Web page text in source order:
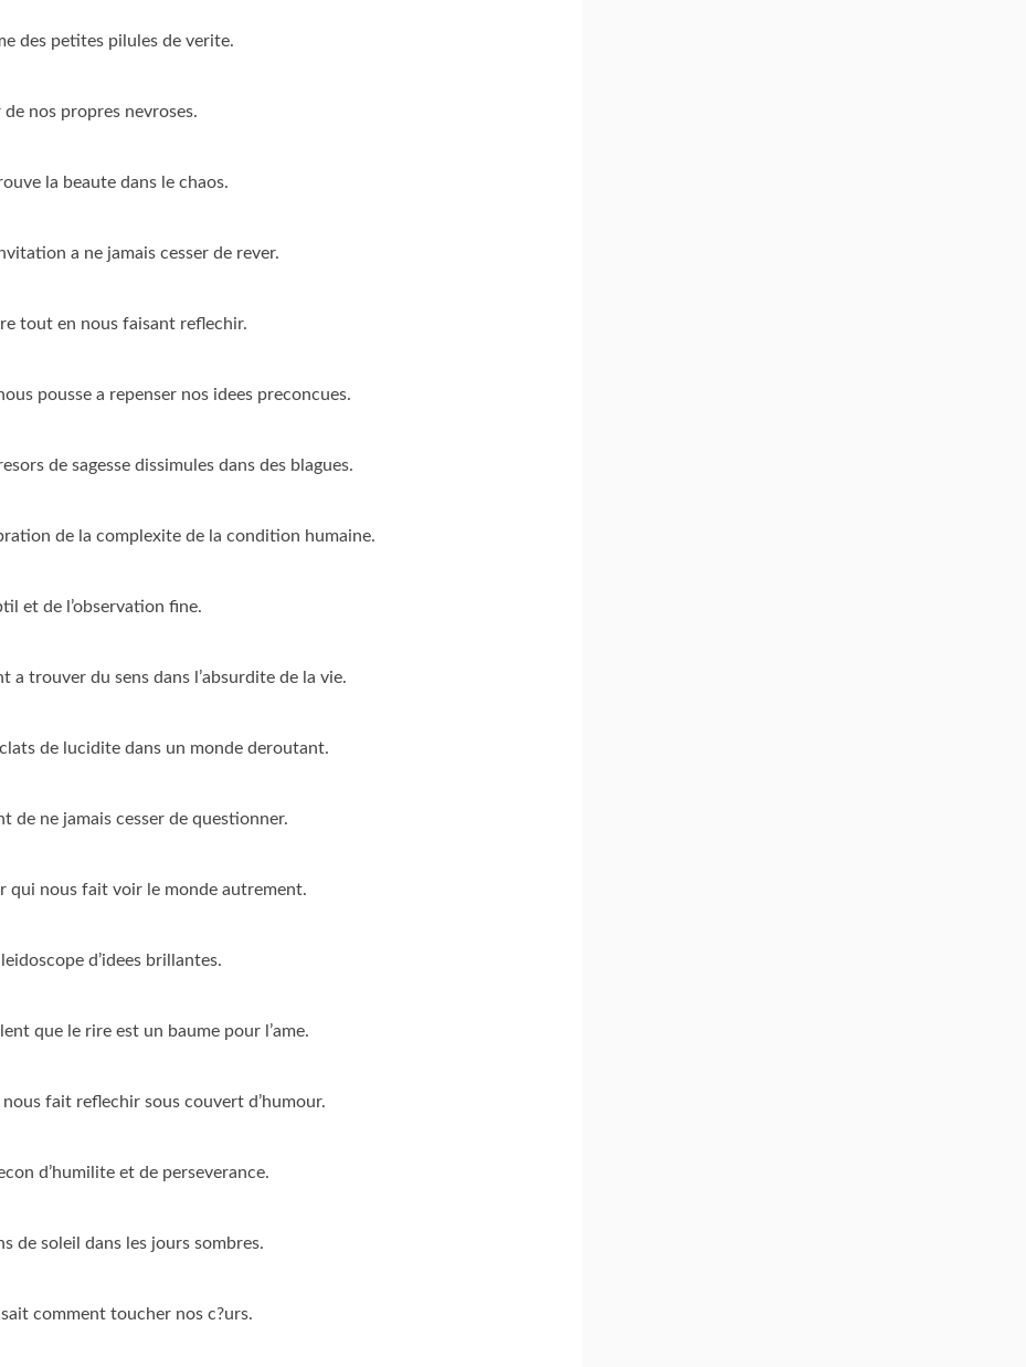
des petites pilules de verite.
nos propres nevroses.
la beaute dans le chaos.
a ne jamais cesser de rever.
tout en nous faisant reflechir.
pousse a repenser nos idees preconcues.
de sagesse dissimules dans des blagues.
de la complexite de la condition humaine.
et de l’observation fine.
a trouver du sens dans l’absurdite de la vie.
de lucidite dans un monde deroutant.
de ne jamais cesser de questionner.
qui nous fait voir le monde autrement.
d’idees brillantes.
que le rire est un baume pour l’ame.
fait reflechir sous couvert d’humour.
d’humilite et de perseverance.
de soleil dans les jours sombres.
comment toucher nos c?urs.